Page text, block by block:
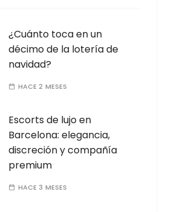
¿Cuánto toca en un
décimo de la lotería de
navidad?
HACE 2 MESES
Escorts de lujo en
Barcelona: elegancia,
discreción y compañía
premium
HACE 3 MESES